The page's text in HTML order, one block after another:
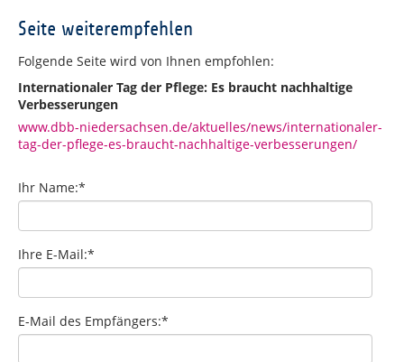
Seite weiterempfehlen
Folgende Seite wird von Ihnen empfohlen:
Internationaler Tag der Pflege: Es braucht nachhaltige
Verbesserungen
www.dbb-niedersachsen.de/aktuelles/news/internationaler-
tag-der-pflege-es-braucht-nachhaltige-verbesserungen/
Ihr Name:*
Ihre E-Mail:*
E-Mail des Empfängers:*